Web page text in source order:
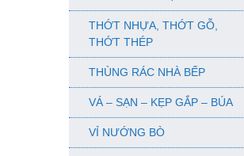
THỚT NHỰA, THỚT GỖ,
THỚT THÉP
THÙNG RÁC NHÀ BẾP
VÁ – SẠN – KẸP GẮP – BÚA
VỈ NƯỚNG BÒ